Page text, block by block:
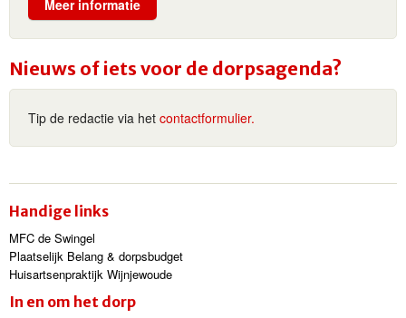
Meer informatie
Nieuws of iets voor de dorpsagenda?
Tip de redactie via het contactformulier.
Handige links
MFC de Swingel
Plaatselijk Belang & dorpsbudget
Huisartsenpraktijk Wijnjewoude
In en om het dorp